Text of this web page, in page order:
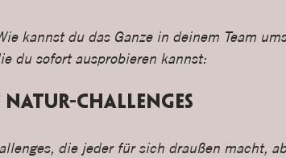
kannst du das Ganze in deinem Team
du sofort ausprobieren kannst:
Natur-Challenges
die jeder für sich draußen macht,